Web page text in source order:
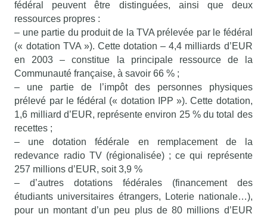
fédéral peuvent être distinguées, ainsi que deux
ressources propres :
– une partie du produit de la TVA prélevée par le fédéral
(« dotation TVA »). Cette dotation – 4,4 milliards d’EUR
en 2003 – constitue la principale ressource de la
Communauté française, à savoir 66 % ;
– une partie de l’impôt des personnes physiques
prélevé par le fédéral (« dotation IPP »). Cette dotation,
1,6 milliard d’EUR, représente environ 25 % du total des
recettes ;
– une dotation fédérale en remplacement de la
redevance radio TV (régionalisée) ; ce qui représente
257 millions d’EUR, soit 3,9 %
– d’autres dotations fédérales (financement des
étudiants universitaires étrangers, Loterie nationale…),
pour un montant d’un peu plus de 80 millions d’EUR